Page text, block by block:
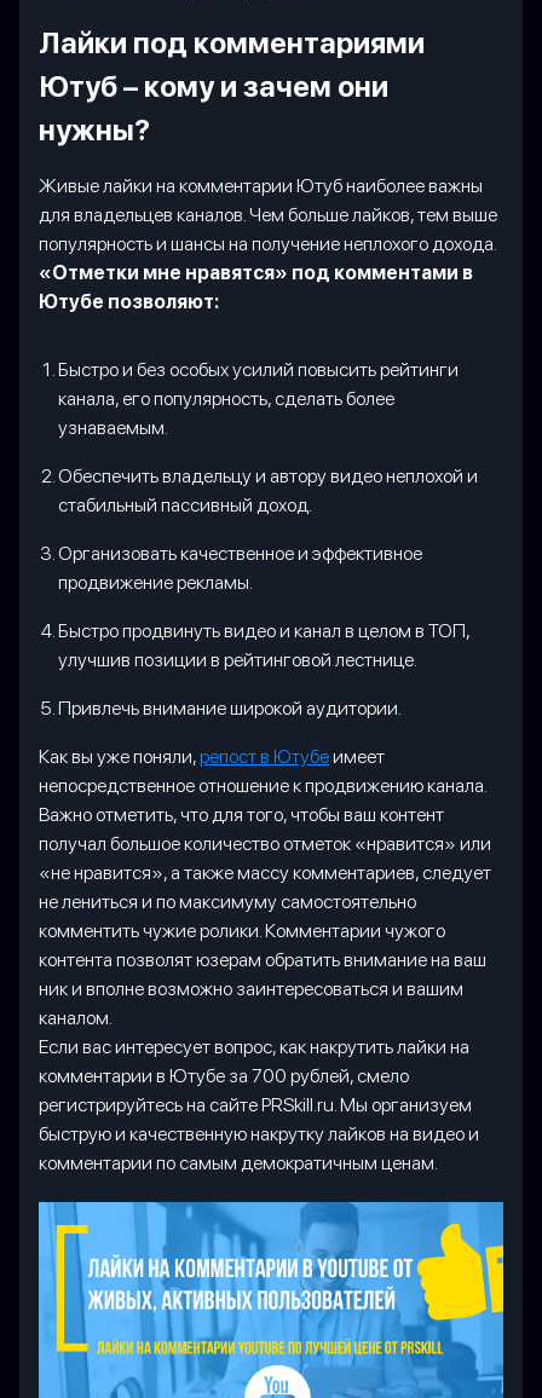
Лайки под комментариями
Ютуб – кому и зачем они
нужны?
Живые лайки на комментарии Ютуб наиболее важны
для владельцев каналов. Чем больше лайков, тем выше
популярность и шансы на получение неплохого дохода.
«Отметки мне нравятся» под комментами в
Ютубе позволяют:
Быстро и без особых усилий повысить рейтинги
канала, его популярность, сделать более
узнаваемым.
Обеспечить владельцу и автору видео неплохой и
стабильный пассивный доход.
Организовать качественное и эффективное
продвижение рекламы.
Быстро продвинуть видео и канал в целом в ТОП,
улучшив позиции в рейтинговой лестнице.
Привлечь внимание широкой аудитории.
Как вы уже поняли, репост в Ютубеимеет
непосредственное отношение к продвижению канала.
Важно отметить, что для того, чтобы ваш контент
получал большое количество отметок «нравится» или
«не нравится», а также массу комментариев, следует
не лениться и по максимуму самостоятельно
комментить чужие ролики. Комментарии чужого
контента позволят юзерам обратить внимание на ваш
ник и вполне возможно заинтересоваться и вашим
каналом.
Если вас интересует вопрос, как накрутить лайки на
комментарии в Ютубе за 700 рублей, смело
регистрируйтесь на сайте PRSkill.ru. Мы организуем
быструю и качественную накрутку лайков на видео и
комментарии по самым демократичным ценам.